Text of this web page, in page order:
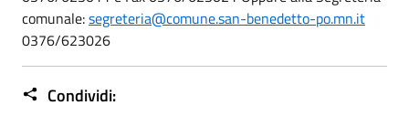
comunale:segreteria@comune.san-benedetto-po.mn.it
0376/623026
Condividi: